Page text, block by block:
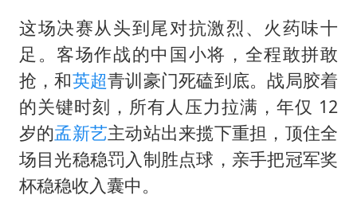
这场决赛从头到尾对抗激烈、火药味十
足。客场作战的中国小将，全程敢拼敢
抢，和英超青训豪门死磕到底。战局胶着
的关键时刻，所有人压力拉满，年仅 12
岁的孟新艺主动站出来揽下重担，顶住全
场目光稳稳罚入制胜点球，亲手把冠军奖
杯稳稳收入囊中。